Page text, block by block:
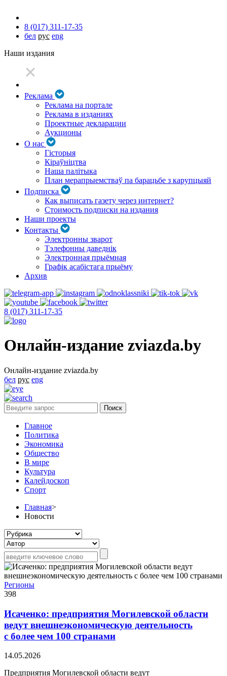
8 (017) 311-17-35
бел рус eng
Наши издания
Реклама
Реклама на портале
Реклама в изданиях
Проектные декларации
Аукционы
О нас
Гісторыя
Кіраўніцтва
Наша палітыка
План мерапрыемстваў па барацьбе з карупцыяй
Подписка
Как выписать газету через интернет?
Стоимость подписки на издания
Наши проекты
Контакты
Электронны зварот
Тэлефонны даведнік
Электронная прыёмная
Графік асабістага прыёму
Архив
8 (017) 311-17-35
Онлайн-издание zviazda.by
Онлайн-издание zviazda.by
бел рус eng
Главное
Политика
Экономика
Общество
В мире
Культура
Калейдоскоп
Спорт
Главная>
Новости
Регионы
398
Исаченко: предприятия Могилевской области
ведут внешнеэкономическую деятельность
с более чем 100 странами
14.05.2026
Предприятия Могилевской области ведут